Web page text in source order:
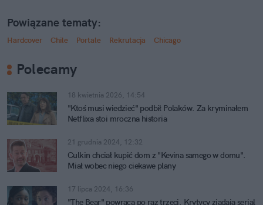
Powiązane tematy:
Hardcover Chile Portale Rekrutacja Chicago
Polecamy
18 kwietnia 2026, 14:54
"Ktoś musi wiedzieć" podbił Polaków. Za kryminałem
Netflixa stoi mroczna historia
21 grudnia 2024, 12:32
Culkin chciał kupić dom z "Kevina samego w domu".
Miał wobec niego ciekawe plany
17 lipca 2024, 16:36
"The Bear" powraca po raz trzeci. Krytycy zjadają serial